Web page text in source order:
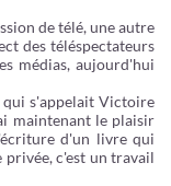
de télé, une autre
des téléspectateurs
médias, aujourd'hui
qui s'appelait Victoire
maintenant le plaisir
d'un livre qui
c'est un travail